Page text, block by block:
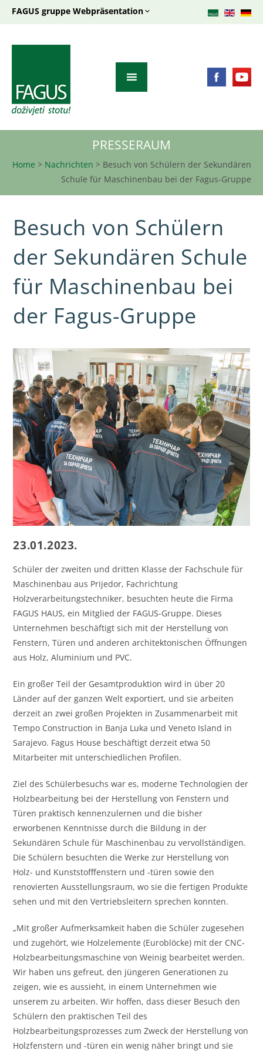
FAGUS gruppe Webpräsentation
PRESSERAUM
Home > Nachrichten > Besuch von Schülern der Sekundären
Schule für Maschinenbau bei der Fagus-Gruppe
Besuch von Schülern
der Sekundären Schule
für Maschinenbau bei
der Fagus-Gruppe
23.01.2023.
Schüler der zweiten und dritten Klasse der Fachschule für
Maschinenbau aus Prijedor, Fachrichtung
Holzverarbeitungstechniker, besuchten heute die Firma
FAGUS HAUS, ein Mitglied der FAGUS-Gruppe. Dieses
Unternehmen beschäftigt sich mit der Herstellung von
Fenstern, Türen und anderen architektonischen Öffnungen
aus Holz, Aluminium und PVC.
Ein großer Teil der Gesamtproduktion wird in über 20
Länder auf der ganzen Welt exportiert, und sie arbeiten
derzeit an zwei großen Projekten in Zusammenarbeit mit
Tempo Construction in Banja Luka und Veneto Island in
Sarajevo. Fagus House beschäftigt derzeit etwa 50
Mitarbeiter mit unterschiedlichen Profilen.
Ziel des Schülerbesuchs war es, moderne Technologien der
Holzbearbeitung bei der Herstellung von Fenstern und
Türen praktisch kennenzulernen und die bisher
erworbenen Kenntnisse durch die Bildung in der
Sekundären Schule für Maschinenbau zu vervollständigen.
Die Schülern besuchten die Werke zur Herstellung von
Holz- und Kunststofffenstern und -türen sowie den
renovierten Ausstellungsraum, wo sie die fertigen Produkte
sehen und mit den Vertriebsleitern sprechen konnten.
„Mit großer Aufmerksamkeit haben die Schüler zugesehen
und zugehört, wie Holzelemente (Euroblöcke) mit der CNC-
Holzbearbeitungsmaschine von Weinig bearbeitet werden.
Wir haben uns gefreut, den jüngeren Generationen zu
zeigen, wie es aussieht, in einem Unternehmen wie
unserem zu arbeiten. Wir hoffen, dass dieser Besuch den
Schülern den praktischen Teil des
Holzbearbeitungsprozesses zum Zweck der Herstellung von
Holzfenstern und -türen ein wenig näher bringt und sie